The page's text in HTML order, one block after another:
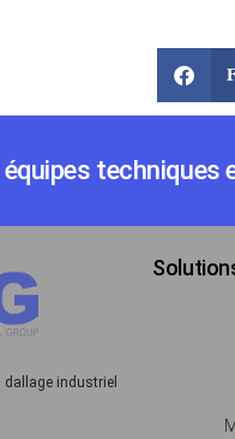
équipes
dallage industriel